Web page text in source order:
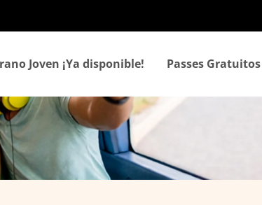
conteúdo
Joven ¡Ya disponible! Passes Gratuitos